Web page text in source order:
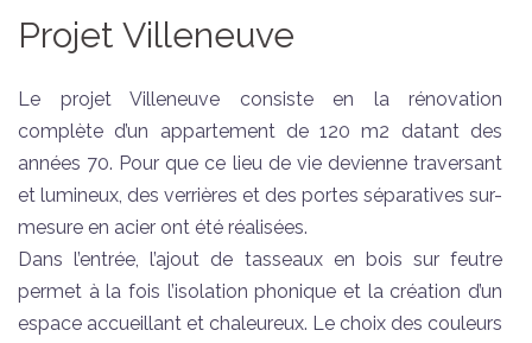
Projet Villeneuve
Le projet Villeneuve consiste en la rénovation
complète d’un appartement de 120 m2 datant des
années 70. Pour que ce lieu de vie devienne traversant
et lumineux, des verrières et des portes séparatives sur-
mesure en acier ont été réalisées.
Dans l’entrée, l’ajout de tasseaux en bois sur feutre
permet à la fois l’isolation phonique et la création d’un
espace accueillant et chaleureux. Le choix des couleurs